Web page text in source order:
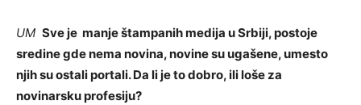
UM Sve je manje štampanih medija u Srbiji, postoje
sredine gde nema novina, novine su ugašene, umesto
njih su ostali portali. Da li je to dobro, ili loše za
novinarsku profesiju?